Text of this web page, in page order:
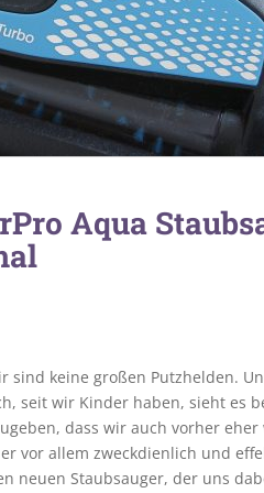
Aqua
sind keine großen Putzhelden.
seit wir Kinder haben, sieht es
dass wir auch vorher
vor allem zweckdienlich und
neuen Staubsauger, der uns